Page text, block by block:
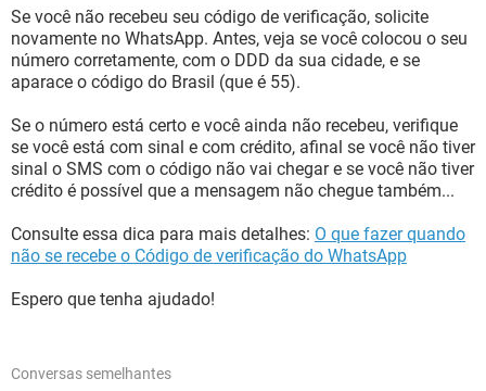
Se você não recebeu seu código de verificação, solicite
novamente no WhatsApp. Antes, veja se você colocou o seu
número corretamente, com o DDD da sua cidade, e se
aparace o código do Brasil (que é 55).
Se o número está certo e você ainda não recebeu, verifique
se você está com sinal e com crédito, afinal se você não tiver
sinal o SMS com o código não vai chegar e se você não tiver
crédito é possível que a mensagem não chegue também...
Consulte essa dica para mais detalhes: O que fazer quando
não se recebe o Código de verificação do WhatsApp
Espero que tenha ajudado!
Conversas semelhantes